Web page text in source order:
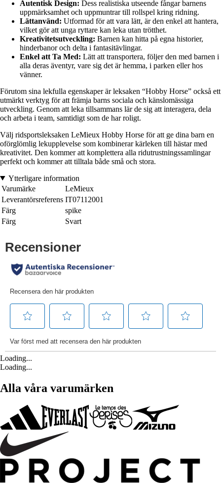
Autentisk Design: Dess realistiska utseende fångar barnens
uppmärksamhet och uppmuntrar till rollspel kring ridning.
Lättanvänd: Utformad för att vara lätt, är den enkel att hantera,
vilket gör att unga ryttare kan leka utan trötthet.
Kreativitetsutveckling: Barnen kan hitta på egna historier,
hinderbanor och delta i fantasitävlingar.
Enkel att Ta Med: Lätt att transportera, följer den med barnen i
alla deras äventyr, vare sig det är hemma, i parken eller hos
vänner.
Förutom sina lekfulla egenskaper är leksaken “Hobby Horse” också ett
utmärkt verktyg för att främja barns sociala och känslomässiga
utveckling. Genom att leka tillsammans lär de sig att interagera, dela
och arbeta i team, samtidigt som de har roligt.
Välj ridsportsleksaken LeMieux Hobby Horse för att ge dina barn en
oförglömlig lekupplevelse som kombinerar kärleken till hästar med
kreativitet. Den kommer att komplettera alla ridutrustningssamlingar
perfekt och kommer att tilltala både små och stora.
Ytterligare information
Varumärke
LeMieux
Leverantörsreferens IT07112001
Färg
spike
Färg
Svart
Loading...
Loading...
Alla våra varumärken